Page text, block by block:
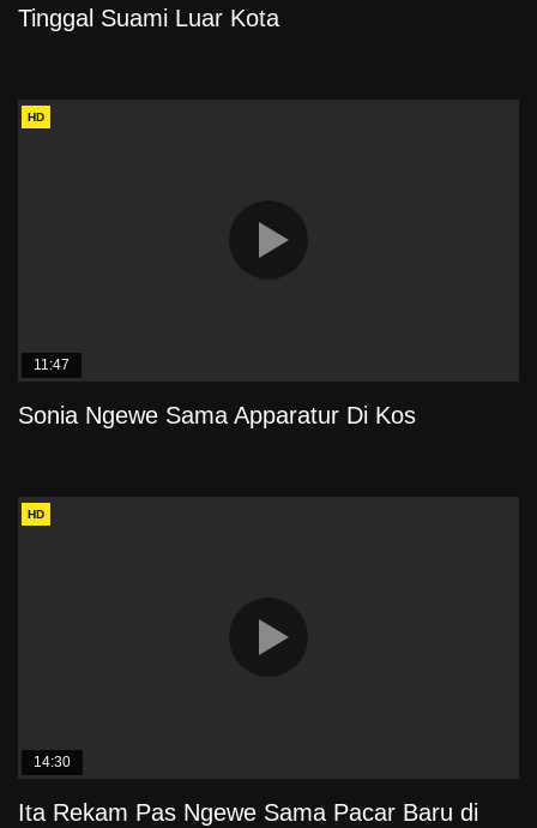
Tinggal Suami Luar Kota
HD
11:47
Sonia Ngewe Sama Apparatur Di Kos
HD
14:30
Ita Rekam Pas Ngewe Sama Pacar Baru di